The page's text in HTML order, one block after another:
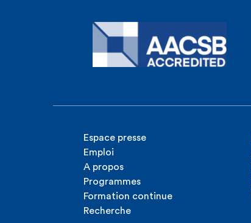
Espace presse
Emploi
A propos
Programmes
Formation continue
Recherche